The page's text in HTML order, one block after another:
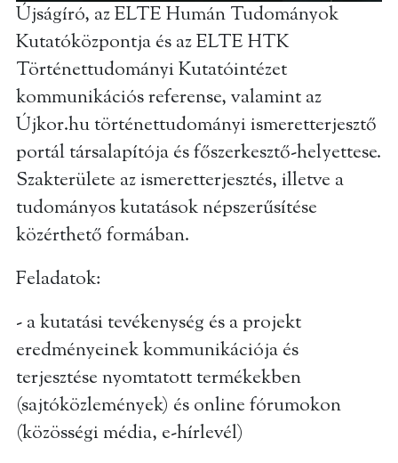
Újságíró, az ELTE Humán Tudományok
Kutatóközpontja és az ELTE HTK
Történettudományi Kutatóintézet
kommunikációs referense, valamint az
Újkor.hu történettudományi ismeretterjesztő
portál társalapítója és főszerkesztő-helyettese.
Szakterülete az ismeretterjesztés, illetve a
tudományos kutatások népszerűsítése
közérthető formában.
Feladatok:
- a kutatási tevékenység és a projekt
eredményeinek kommunikációja és
terjesztése nyomtatott termékekben
(sajtóközlemények) és online fórumokon
(közösségi média, e-hírlevél)